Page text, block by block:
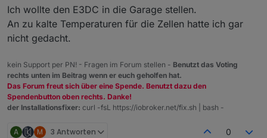
Ich wollte den E3DC in die Garage stellen.
An zu kalte Temperaturen für die Zellen hatte ich gar
nicht gedacht.
kein Support per PN! - Fragen im Forum stellen - Benutzt das Voting
rechts unten im Beitrag wenn er euch geholfen hat.
Das Forum freut sich über eine Spende. Benutzt dazu den
Spendenbutton oben rechts. Danke!
der Installationsfixer: curl -fsL https://iobroker.net/fix.sh | bash -
A M 3 Antworten 0